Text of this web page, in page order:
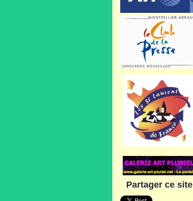
Partager ce site